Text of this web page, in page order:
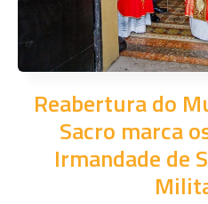
Reabertura do
Sacro marca
Irmandade de